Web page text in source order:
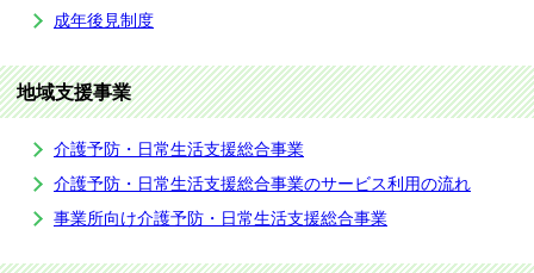
成年後見制度
地域支援事業
介護予防・日常生活支援総合事業
介護予防・日常生活支援総合事業のサービス利用の流れ
事業所向け介護予防・日常生活支援総合事業